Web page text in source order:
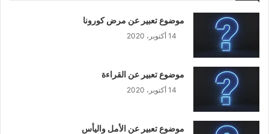
موضوع تعبير عن مرض كورونا
14 أكتوبر، 2020
موضوع تعبير عن القراءة
14 أكتوبر، 2020
موضوع تعبير عن الأمل واليأس